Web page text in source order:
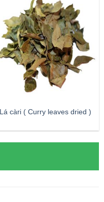
Lá càri ( Curry leaves dried )